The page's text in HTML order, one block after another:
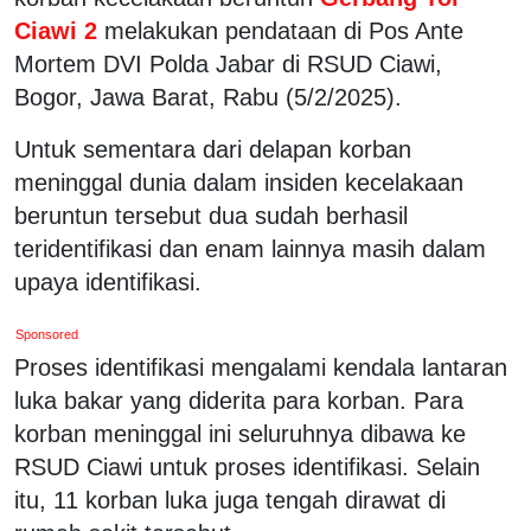
Ciawi 2 melakukan pendataan di Pos Ante
Mortem DVI Polda Jabar di RSUD Ciawi,
Bogor, Jawa Barat, Rabu (5/2/2025).
Untuk sementara dari delapan korban
meninggal dunia dalam insiden kecelakaan
beruntun tersebut dua sudah berhasil
teridentifikasi dan enam lainnya masih dalam
upaya identifikasi.
Sponsored
Proses identifikasi mengalami kendala lantaran
luka bakar yang diderita para korban. Para
korban meninggal ini seluruhnya dibawa ke
RSUD Ciawi untuk proses identifikasi. Selain
itu, 11 korban luka juga tengah dirawat di